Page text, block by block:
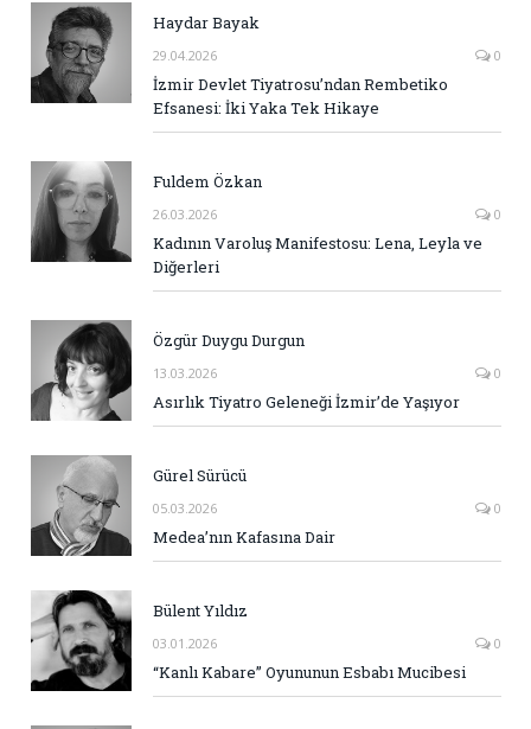
Haydar Bayak
29.04.2026 0
İzmir Devlet Tiyatrosu’ndan Rembetiko
Efsanesi: İki Yaka Tek Hikaye
Fuldem Özkan
26.03.2026 0
Kadının Varoluş Manifestosu: Lena, Leyla ve
Diğerleri
Özgür Duygu Durgun
13.03.2026 0
Asırlık Tiyatro Geleneği İzmir’de Yaşıyor
Gürel Sürücü
05.03.2026 0
Medea’nın Kafasına Dair
Bülent Yıldız
03.01.2026 0
“Kanlı Kabare” Oyununun Esbabı Mucibesi